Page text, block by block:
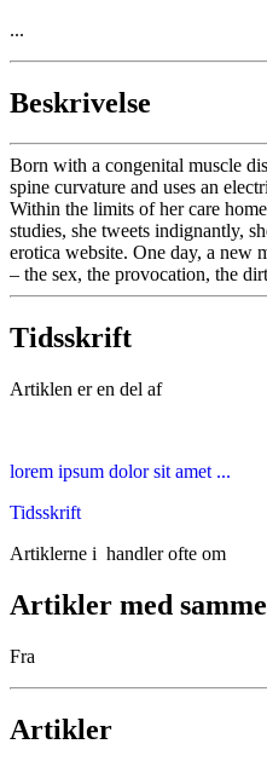
...
Beskrivelse
Born with a congenital muscle
spine curvature and uses an
Within the limits of her care
studies, she tweets indignantly,
erotica website. One day, a new
– the sex, the provocation, the
Tidsskrift
Artiklen er en del af
lorem ipsum dolor sit amet ...
Tidsskrift
Artiklerne i handler ofte om
Artikler med
Fra
Artikler